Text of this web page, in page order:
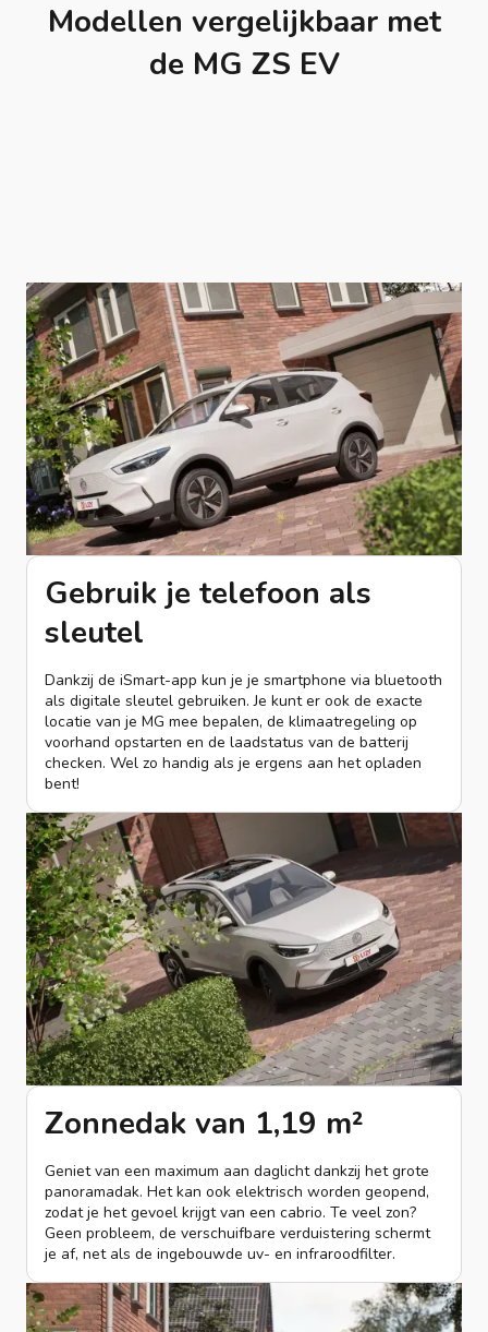
Modellen vergelijkbaar met
de MG ZS EV
Gebruik je telefoon als
sleutel
Dankzij de iSmart-app kun je je smartphone via bluetooth
als digitale sleutel gebruiken. Je kunt er ook de exacte
locatie van je MG mee bepalen, de klimaatregeling op
voorhand opstarten en de laadstatus van de batterij
checken. Wel zo handig als je ergens aan het opladen
bent!
Zonnedak van 1,19 m²
Geniet van een maximum aan daglicht dankzij het grote
panoramadak. Het kan ook elektrisch worden geopend,
zodat je het gevoel krijgt van een cabrio. Te veel zon?
Geen probleem, de verschuifbare verduistering schermt
je af, net als de ingebouwde uv- en infraroodfilter.